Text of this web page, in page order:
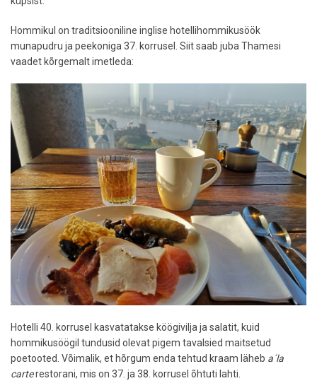
Hommikul on traditsiooniline inglise hotellihommikusöök
munapudru ja peekoniga 37. korrusel. Siit saab juba Thamesi
vaadet kõrgemalt imetleda:
Hotelli 40. korrusel kasvatatakse köögivilja ja salatit, kuid
hommikusöögil tundusid olevat pigem tavalsied maitsetud
poetooted. Võimalik, et hõrgum enda tehtud kraam läheb a´la
carterestorani, mis on 37. ja 38. korrusel õhtuti lahti.